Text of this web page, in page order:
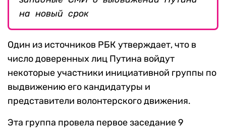
на новый срок
Один из источников РБК утверждает, что в
число доверенных лиц Путина войдут
некоторые участники инициативной группы по
выдвижению его кандидатуры и
представители волонтерского движения.
Эта группа провела первое заседание 9